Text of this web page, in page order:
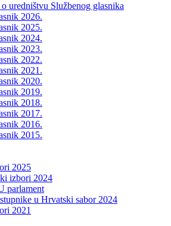
uredništvu Službenog glasnika
2026.
2025.
2024.
2023.
2022.
2021.
2020.
2019.
2018.
2017.
2016.
2015.
2025
izbori 2024
parlament
u Hrvatski sabor 2024
2021